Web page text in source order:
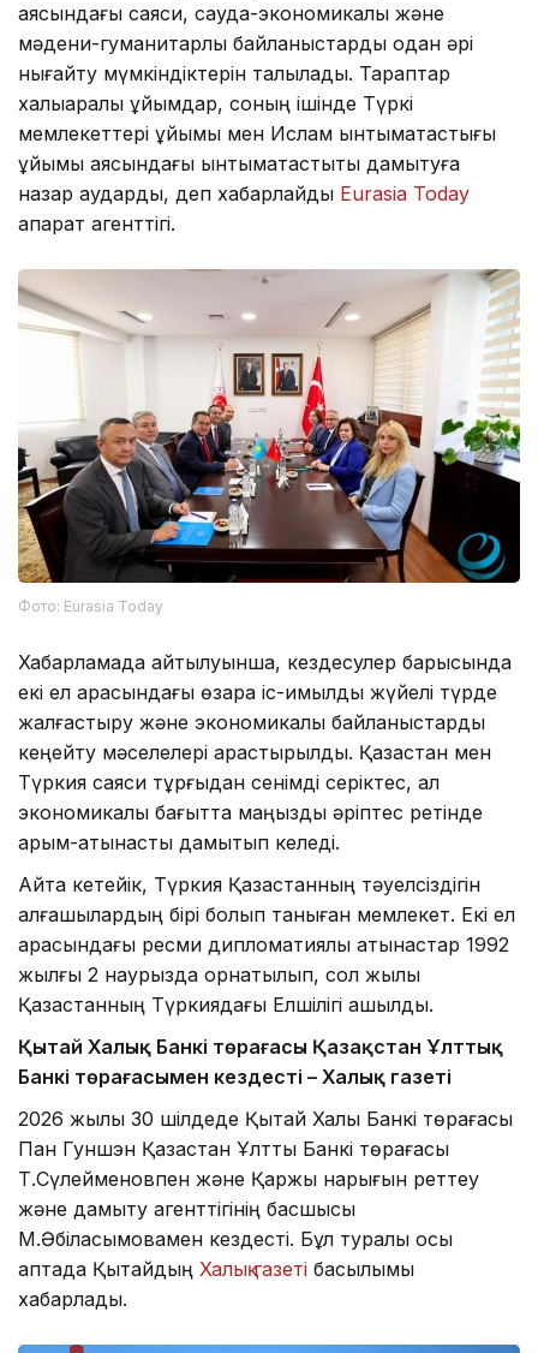
аясындағы саяси, сауда-экономикалық және
мәдени-гуманитарлық байланыстарды одан әрі
нығайту мүмкіндіктерін талқылады. Тараптар
халықаралық ұйымдар, соның ішінде Түркі
мемлекеттері ұйымы мен Ислам ынтымақтастығы
ұйымы аясындағы ынтымақтастықты дамытуға
назар аударды, деп хабарлайды Eurasia Today
ақпарат агенттігі.
Фото: Eurasia Today
Хабарламада айтылуынша, кездесулер барысында
екі ел арасындағы өзара іс-қимылды жүйелі түрде
жалғастыру және экономикалық байланыстарды
кеңейту мәселелері қарастырылды. Қазақстан мен
Түркия саяси тұрғыдан сенімді серіктес, ал
экономикалық бағытта маңызды әріптес ретінде
қарым-қатынасты дамытып келеді.
Айта кетейік, Түркия Қазақстанның тәуелсіздігін
алғашқылардың бірі болып таныған мемлекет. Екі ел
арасындағы ресми дипломатиялық қатынастар 1992
жылғы 2 наурызда орнатылып, сол жылы
Қазақстанның Түркиядағы Елшілігі ашылды.
Қытай Халық Банкі төрағасы Қазақстан Ұлттық
Банкі төрағасымен кездесті – Халық газеті
2026 жылы 30 шілдеде Қытай Халық Банкі төрағасы
Пан Гуншэн Қазақстан Ұлттық Банкі төрағасы
Т.Сүлейменовпен және Қаржы нарығын реттеу
және дамыту агенттігінің басшысы
М.Әбілқасымовамен кездесті. Бұл туралы осы
аптада Қытайдың Халық газеті басылымы
хабарлады.